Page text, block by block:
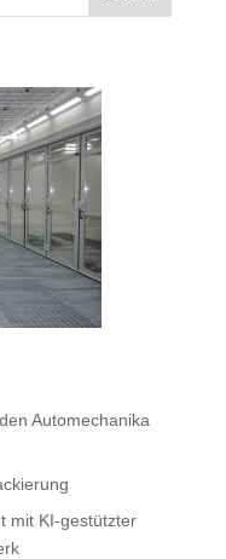
Automechanika
mit KI-gestützter